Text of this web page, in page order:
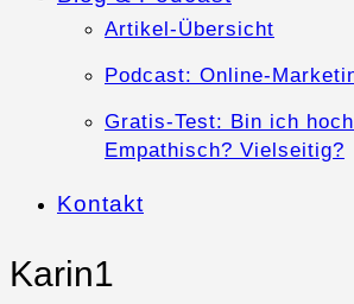
Artikel-Übersicht
Podcast: Online-
Gratis-Test: Bin ich
Empathisch? Vielseitig?
Kontakt
Karin1